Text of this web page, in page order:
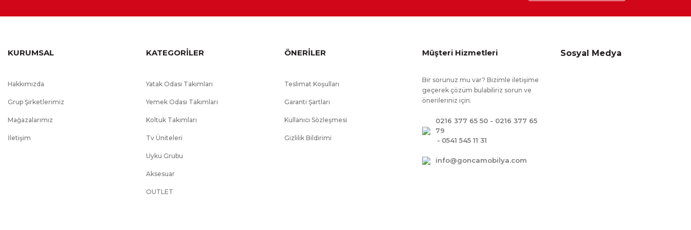
KURUMSAL
Hakkımızda
Grup Şirketlerimiz
Mağazalarımız
İletişim
KATEGORİLER
Yatak Odası Takımları
Yemek Odası Takımları
Koltuk Takımları
Tv Üniteleri
Uyku Grubu
Aksesuar
OUTLET
ÖNERİLER
Teslimat Koşulları
Garanti Şartları
Kullanıcı Sözleşmesi
Gizlilik Bildirimi
Müşteri Hizmetleri
Bir sorunuz mu var? Bizimle iletişime
geçerek çözüm bulabiliriz sorun ve
önerileriniz için.
0216 377 65 50 - 0216 377 65
79
- 0541 545 11 31
info@goncamobilya.com
Sosyal Medya